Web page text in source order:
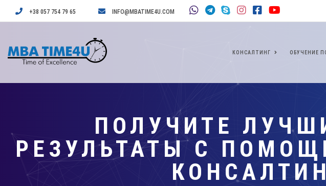
+38 057 754 79 65 INFO@MBATIME4U.COM
КОНСАЛТИНГ ОБУЧЕНИЕ
ПОЛУЧИТЕ
РЕЗУЛЬТАТЫ С